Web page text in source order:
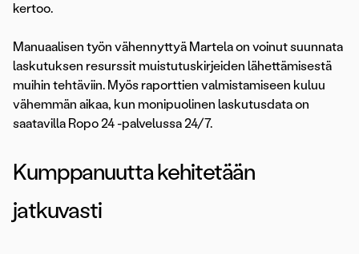
kertoo.
Manuaalisen työn vähennyttyä Martela on voinut suunnata
laskutuksen resurssit muistutuskirjeiden lähettämisestä
muihin tehtäviin. Myös raporttien valmistamiseen kuluu
vähemmän aikaa, kun monipuolinen laskutusdata on
saatavilla Ropo 24 -palvelussa 24/7.
Kumppanuutta kehitetään
jatkuvasti